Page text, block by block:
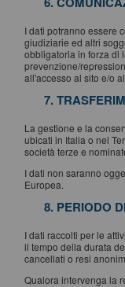
I dati potranno essere
giudiziarie ed altri
obbligatoria in forza di
prevenzione/
all'accesso al sito e/o
7.
La gestione e la
ubicati in Italia o nel
società terze e
I dati non saranno
Europea.
8. PERIODO
I dati raccolti per le
il tempo della durata
cancellati o resi
Qualora intervenga la